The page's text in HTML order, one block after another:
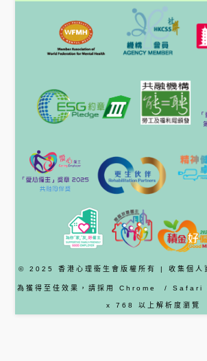
© 2025 香港心理衞生會版權所有 | 收集個人
為獲得至佳效果，請採用 Chrome / Safari
x 768 以上解析度瀏覽